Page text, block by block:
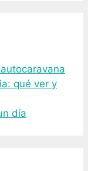
qué ver y
día